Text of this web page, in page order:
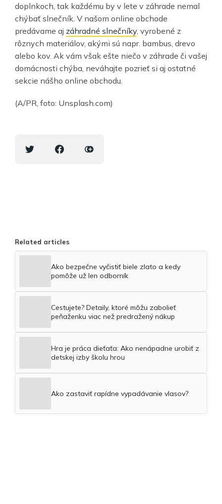
doplnkoch, tak každému by v lete v záhrade nemal
chýbať slnečník. V našom online obchode
predávame aj záhradné slnečníky , vyrobené z
rôznych materiálov, akými sú napr. bambus, drevo
alebo kov. Ak vám však ešte niečo v záhrade či vašej
domácnosti chýba, neváhajte pozrieť si aj ostatné
sekcie nášho online obchodu.
(A/PR, foto: Unsplash.com)
Related articles
Ako bezpečne vyčistiť biele zlato a kedy
pomôže už len odborník
Cestujete? Detaily, ktoré môžu zabolieť
peňaženku viac než predražený nákup
Hra je práca dieťaťa: Ako nenápadne urobiť z
detskej izby školu hrou
Ako zastaviť rapídne vypadávanie vlasov?